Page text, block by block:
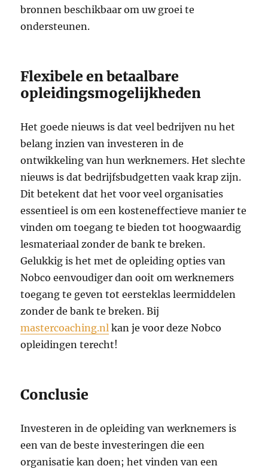
bronnen beschikbaar om uw groei te
ondersteunen.
Flexibele en betaalbare
opleidingsmogelijkheden
Het goede nieuws is dat veel bedrijven nu het
belang inzien van investeren in de
ontwikkeling van hun werknemers. Het slechte
nieuws is dat bedrijfsbudgetten vaak krap zijn.
Dit betekent dat het voor veel organisaties
essentieel is om een kosteneffectieve manier te
vinden om toegang te bieden tot hoogwaardig
lesmateriaal zonder de bank te breken.
Gelukkig is het met de opleiding opties van
Nobco eenvoudiger dan ooit om werknemers
toegang te geven tot eersteklas leermiddelen
zonder de bank te breken. Bij
mastercoaching.nl kan je voor deze Nobco
opleidingen terecht!
Conclusie
Investeren in de opleiding van werknemers is
een van de beste investeringen die een
organisatie kan doen; het vinden van een